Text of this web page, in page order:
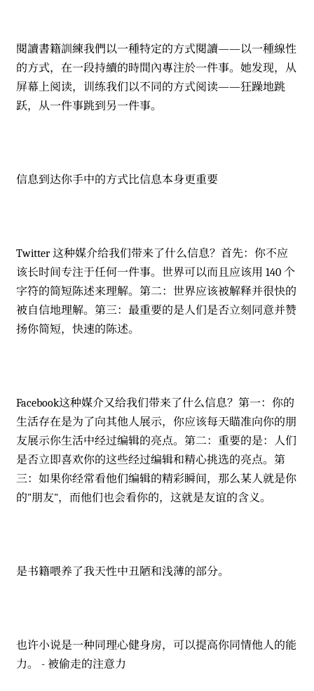
閱讀書籍訓練我們以一種特定的方式閱讀——以一種線性
的方式，在一段持續的時間內專注於一件事。她发现，从
屏幕上阅读，训练我们以不同的方式阅读——狂躁地跳
跃，从一件事跳到另一件事。
信息到达你手中的方式比信息本身更重要
Twitter 这种媒介给我们带来了什么信息？首先：你不应
该长时间专注于任何一件事。世界可以而且应该用 140 个
字符的简短陈述来理解。第二：世界应该被解释并很快的
被自信地理解。第三：最重要的是人们是否立刻同意并赞
扬你简短，快速的陈述。
Facebook这种媒介又给我们带来了什么信息？第一：你的
生活存在是为了向其他人展示，你应该每天瞄准向你的朋
友展示你生活中经过编辑的亮点。第二：重要的是：人们
是否立即喜欢你的这些经过编辑和精心挑选的亮点。第
三：如果你经常看他们编辑的精彩瞬间，那么某人就是你
的"朋友"，而他们也会看你的，这就是友谊的含义。
是书籍喂养了我天性中丑陋和浅薄的部分。
也许小说是一种同理心健身房，可以提高你同情他人的能
力。 - 被偷走的注意力